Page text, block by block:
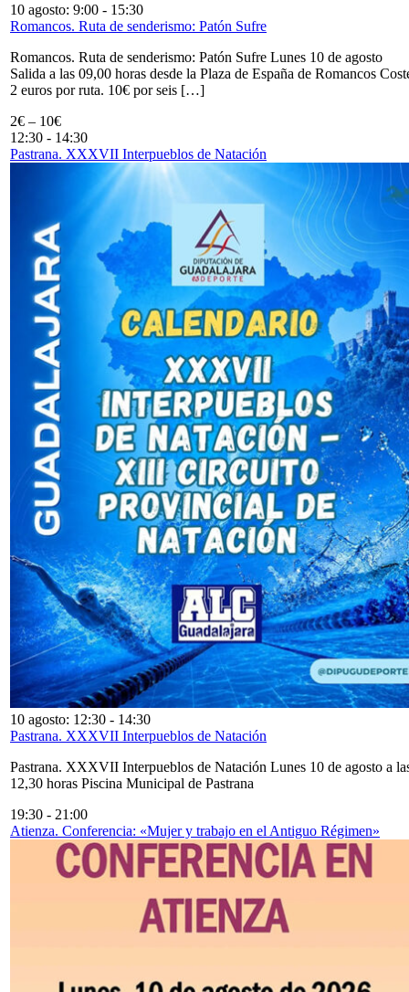
10 agosto: 9:00 - 15:30
Romancos. Ruta de senderismo: Patón Sufre
Romancos. Ruta de senderismo: Patón Sufre Lunes 10 de agosto
Salida a las 09,00 horas desde la Plaza de España de Romancos
2 euros por ruta. 10€ por seis […]
2€ – 10€
12:30 - 14:30
Pastrana. XXXVII Interpueblos de Natación
10 agosto: 12:30 - 14:30
Pastrana. XXXVII Interpueblos de Natación
Pastrana. XXXVII Interpueblos de Natación Lunes 10 de agosto a
12,30 horas Piscina Municipal de Pastrana
19:30 - 21:00
Atienza. Conferencia: «Mujer y trabajo en el Antiguo Régimen»